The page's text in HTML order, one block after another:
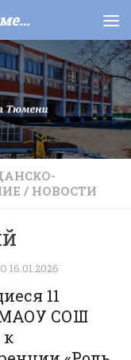
МАОУ СОШ № 22 города Тюмени
/ НОВОСТИ
16.01.2026
11
МАОУ СОШ
к